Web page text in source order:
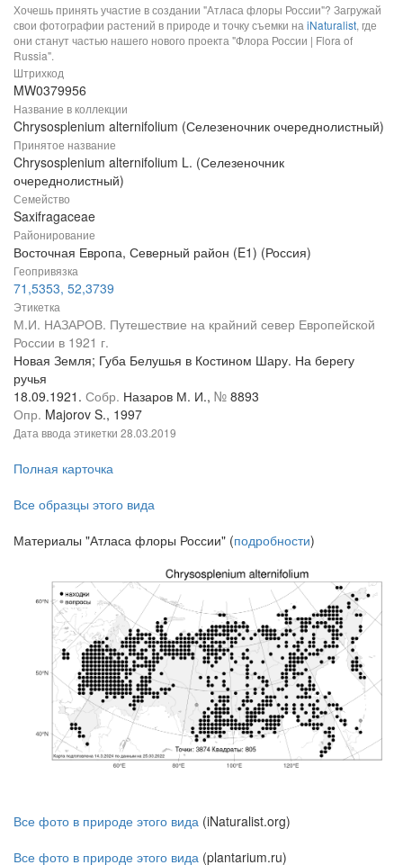
Хочешь принять участие в создании "Атласа флоры России"? Загружай
свои фотографии растений в природе и точку съемки на iNaturalist, где
они станут частью нашего нового проекта "Флора России | Flora of
Russia".
Штрихкод
MW0379956
Название в коллекции
Chrysosplenium alternifolium (Селезеночник очереднолистный)
Принятое название
Chrysosplenium alternifolium L. (Селезеночник
очереднолистный)
Семейство
Saxifragaceae
Районирование
Восточная Европа, Северный район (E1) (Россия)
Геопривязка
71,5353, 52,3739
Этикетка
М.И. НАЗАРОВ. Путешествие на крайний север Европейской
России в 1921 г.
Новая Земля; Губа Белушья в Костином Шару. На берегу
ручья
18.09.1921. Собр. Назаров М. И., № 8893
Опр. Majorov S., 1997
Дата ввода этикетки 28.03.2019
Полная карточка
Все образцы этого вида
Материалы "Атласа флоры России" (подробности)
Все фото в природе этого вида (iNaturalist.org)
Все фото в природе этого вида (plantarium.ru)